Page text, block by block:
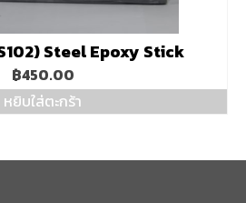
Steel Epoxy Stick
฿450.00
หยิบใส่ตะกร้า